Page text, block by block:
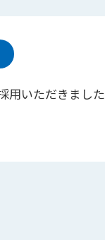
用いただきました